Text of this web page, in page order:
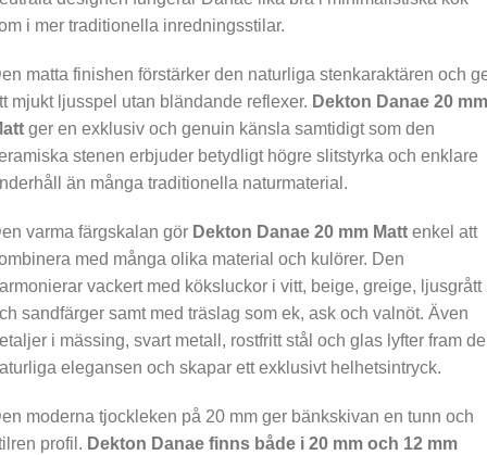
i mer traditionella inredningsstilar.
matta finishen förstärker den naturliga stenkaraktären och
mjukt ljusspel utan bländande reflexer. Dekton Danae 20 mm
ger en exklusiv och genuin känsla samtidigt som den
stenen erbjuder betydligt högre slitstyrka och enklare
än många traditionella naturmaterial.
varma färgskalan gör Dekton Danae 20 mm Matt enkel att
med många olika material och kulörer. Den
vackert med köksluckor i vitt, beige, greige, ljusgrått
sandfärger samt med träslag som ek, ask och valnöt. Även
i mässing, svart metall, rostfritt stål och glas lyfter fram
elegansen och skapar ett exklusivt helhetsintryck.
moderna tjockleken på 20 mm ger bänkskivan en tunn och
profil. Dekton Danae finns både i 20 mm och 12 mm